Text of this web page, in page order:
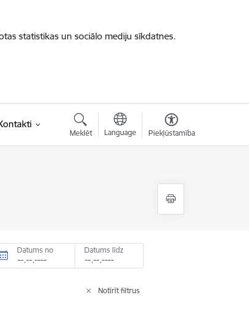
statistikas un sociālo mediju sīkdatnes.
Meklēt Language Piekļūstamība
Datums no Datums līdz
Notīrīt filtrus